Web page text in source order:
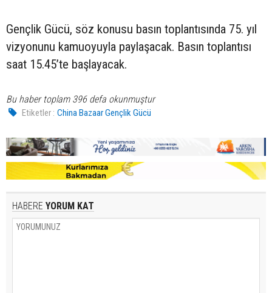
Gençlik Gücü, söz konusu basın toplantısında 75. yıl
vizyonunu kamuoyuyla paylaşacak. Basın toplantısı
saat 15.45’te başlayacak.
Bu haber toplam 396 defa okunmuştur
Etiketler : China Bazaar Gençlik Gücü
HABERE YORUM KAT